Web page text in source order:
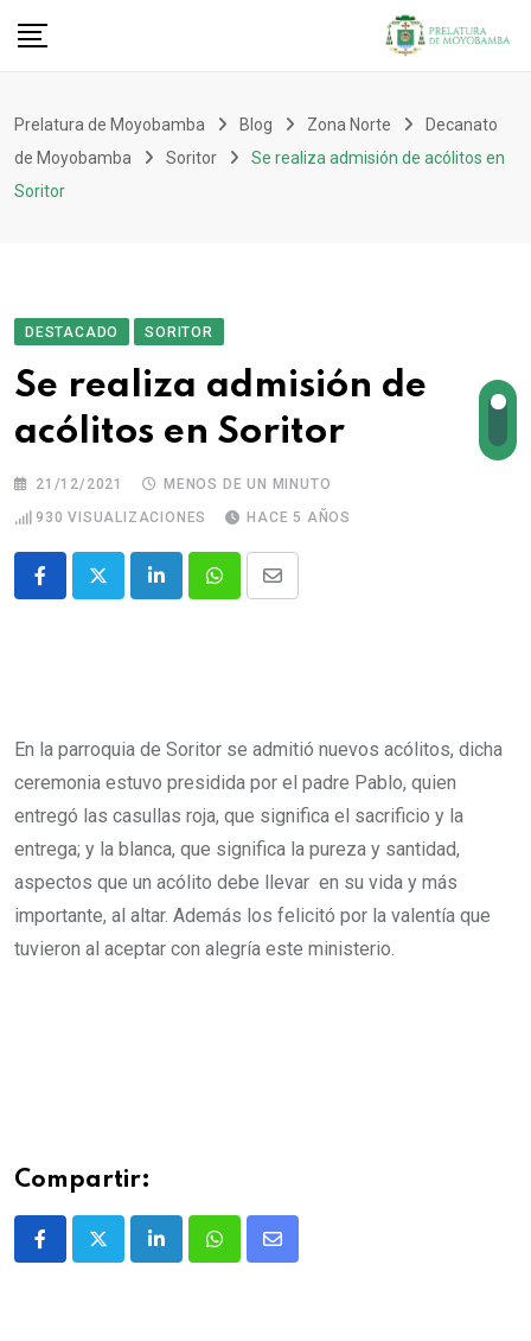
Prelatura de Moyobamba Blog Zona Norte
Decanato
de Moyobamba
Soritor
Se realiza admisión de acólitos en
Soritor
DESTACADO SORITOR
Se realiza admisión de
acólitos en Soritor
21/12/2021
MENOS DE UN MINUTO
930 VISUALIZACIONES HACE 5 AÑOS
En la parroquia de Soritor se admitió nuevos acólitos, dicha
ceremonia estuvo presidida por el padre Pablo, quien
entregó las casullas roja, que significa el sacrificio y la
entrega; y la blanca, que significa la pureza y santidad,
aspectos que un acólito debe llevar en su vida y más
importante, al altar. Además los felicitó por la valentía que
tuvieron al aceptar con alegría este ministerio.
Compartir: